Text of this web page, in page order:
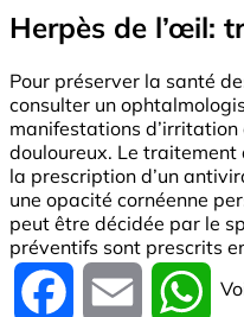
Herpès de l’œil:
Pour préserver la santé
consulter un
manifestations d’irritation
douloureux. Le traitement
la prescription d’un
une opacité cornéenne
peut être décidée par le
préventifs sont prescrits
Facebook Email